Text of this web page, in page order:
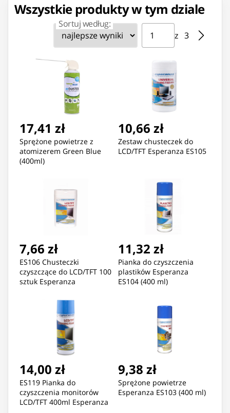
Wszystkie produkty w tym dziale
Sortuj według: Strona ⁨1⁩ z ⁨3⁩
z ⁨3⁩
Przejdź do strony
17,41 zł
Sprężone powietrze z
atomizerem Green Blue
(400ml)
10,66 zł
Zestaw chusteczek do
LCD/TFT Esperanza ES105
7,66 zł
ES106 Chusteczki
czyszczące do LCD/TFT 100
sztuk Esperanza
11,32 zł
Pianka do czyszczenia
plastików Esperanza
ES104 (400 ml)
14,00 zł
ES119 Pianka do
czyszczenia monitorów
LCD/TFT 400ml Esperanza
9,38 zł
Sprężone powietrze
Esperanza ES103 (400 ml)